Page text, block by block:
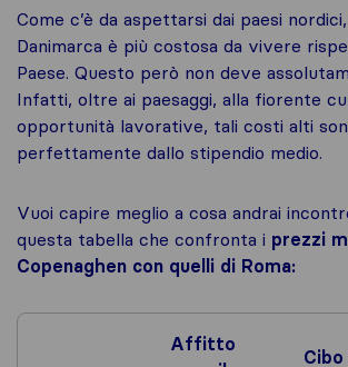
Come c’è da aspettarsi dai paesi nordici,
Danimarca è più costosa da vivere
Paese. Questo però non deve
Infatti, oltre ai paesaggi, alla fiorente
opportunità lavorative, tali costi alti
perfettamente dallo stipendio medio.
Vuoi capire meglio a cosa andrai
questa tabella che confronta i prezzi
Copenaghen con quelli di Roma:
Affitto